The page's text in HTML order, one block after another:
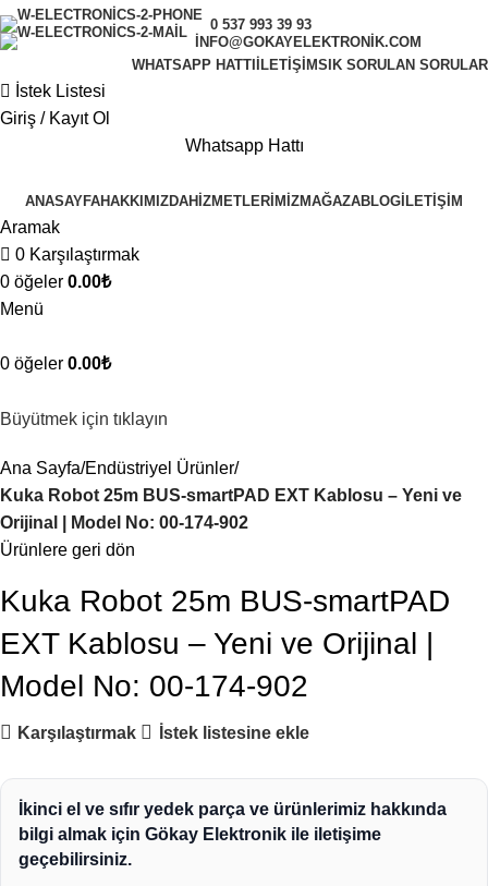
0 537 993 39 93
INFO@GOKAYELEKTRONIK.COM
WHATSAPP HATTI
İLETIŞIMSIK SORULAN SORULAR
İstek Listesi
Giriş / Kayıt Ol
Whatsapp Hattı
ANASAYFAHAKKIMIZDAHIZMETLERIMIZMAĞAZABLOG İLETIŞIM
Aramak
0 Karşılaştırmak
0 öğeler 0.00₺
Menü
0 öğeler 0.00₺
Büyütmek için tıklayın
Ana Sayfa Endüstriyel Ürünler
Kuka Robot 25m BUS-smartPAD EXT Kablosu – Yeni ve
Orijinal | Model No: 00-174-902
Ürünlere geri dön
Kuka Robot 25m BUS-smartPAD
EXT Kablosu – Yeni ve Orijinal |
Model No: 00-174-902
Karşılaştırmak İstek listesine ekle
İkinci el ve sıfır yedek parça ve ürünlerimiz hakkında
bilgi almak için Gökay Elektronik ile iletişime
geçebilirsiniz.